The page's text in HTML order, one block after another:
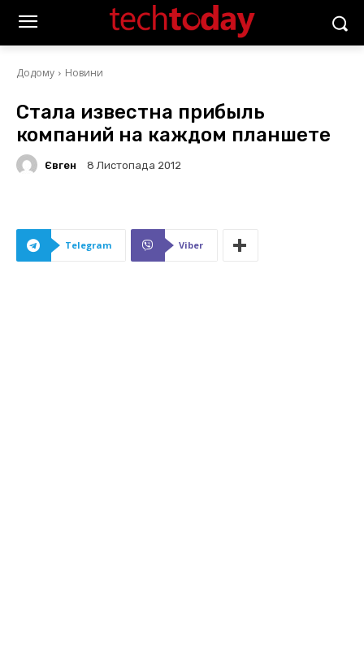
Додому Новини
Стала известна прибыль
компаний на каждом планшете
Євген 8 Листопада 2012
Telegram Viber